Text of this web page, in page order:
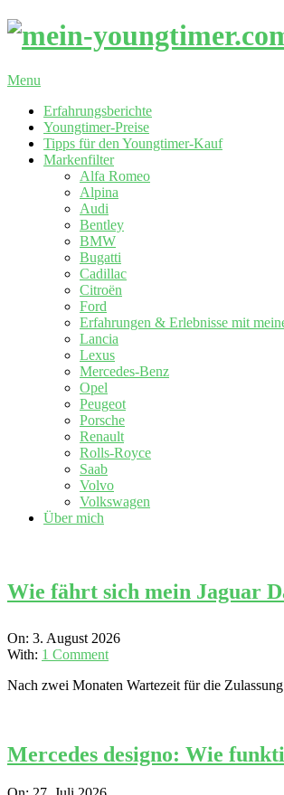
Skip
mein-
youngtimer.com
Primary
Menu
Menu
Erfahrungsberichte
Youngtimer-Preise
Tipps für den Youngtimer-Kauf
Markenfilter
Alfa Romeo
Alpina
Audi
Bentley
BMW
Bugatti
Cadillac
Citroën
Ford
Erfahrungen & Erlebnisse mit
Lancia
Lexus
Mercedes-Benz
Opel
Peugeot
Porsche
Renault
Rolls-Royce
Saab
Volvo
Volkswagen
Über mich
Wie fährt sich mein Jaguar
2026-
08-
On: 3. August 2026
With: 1 Comment
Nach zwei Monaten Wartezeit für die
Mercedes designo: Wie
2026-